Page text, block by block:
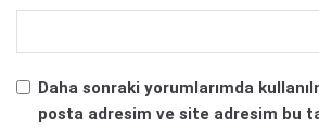
Daha sonraki yorumlarımda
posta adresim ve site adresim bu